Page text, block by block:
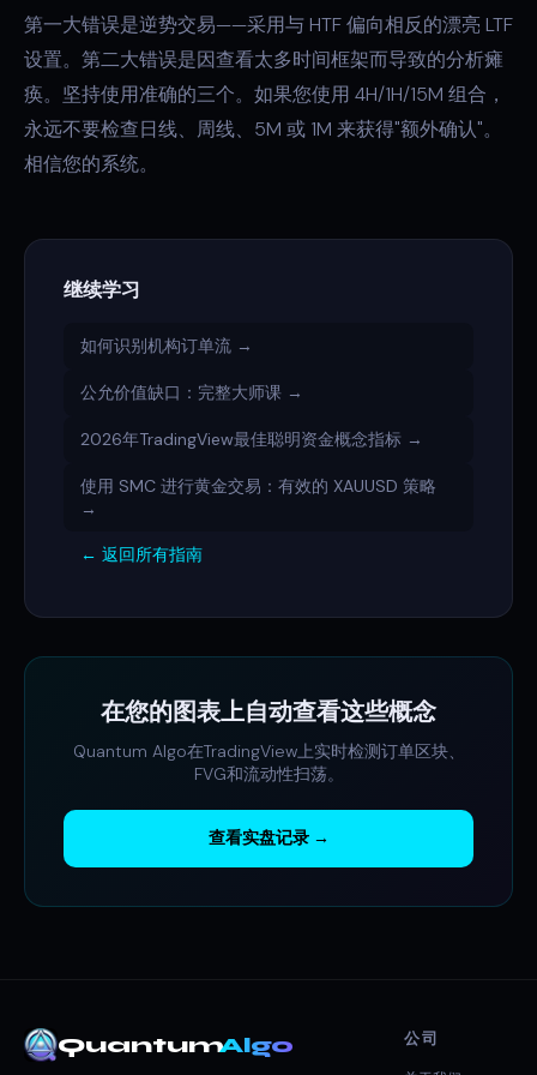
第一大错误是逆势交易——采用与 HTF 偏向相反的漂亮 LTF
设置。第二大错误是因查看太多时间框架而导致的分析瘫
痪。坚持使用准确的三个。如果您使用 4H/1H/15M 组合，
永远不要检查日线、周线、5M 或 1M 来获得"额外确认"。
相信您的系统。
继续学习
如何识别机构订单流 →
公允价值缺口：完整大师课 →
2026年TradingView最佳聪明资金概念指标 →
使用 SMC 进行黄金交易：有效的 XAUUSD 策略
→
← 返回所有指南
在您的图表上自动查看这些概念
Quantum Algo在TradingView上实时检测订单区块、
FVG和流动性扫荡。
查看实盘记录 →
QuantumAlgo 公司